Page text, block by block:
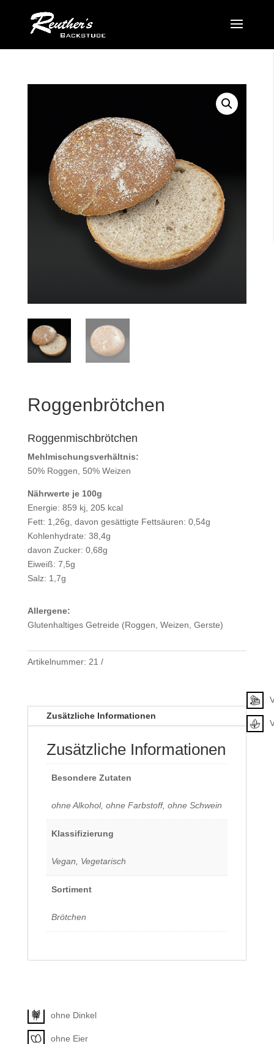
Roggenbrötchen
Roggenmischbrötchen
Mehlmischungsverhältnis:
50% Roggen, 50% Weizen
Nährwerte je 100g
Energie: 859 kj, 205 kcal
Fett: 1,26g, davon gesättigte Fettsäuren: 0,54g
Kohlenhydrate: 38,4g
davon Zucker: 0,68g
Eiweiß: 7,5g
Salz: 1,7g
Allergene:
Glutenhaltiges Getreide (Roggen, Weizen, Gerste)
Artikelnummer: 21
Zusätzliche Informationen
Zusätzliche Informationen
Besondere Zutaten
ohne Alkohol, ohne Farbstoff, ohne Schwein
Klassifizierung
Vegan, Vegetarisch
Sortiment
Brötchen
ohne Dinkel
ohne Eier